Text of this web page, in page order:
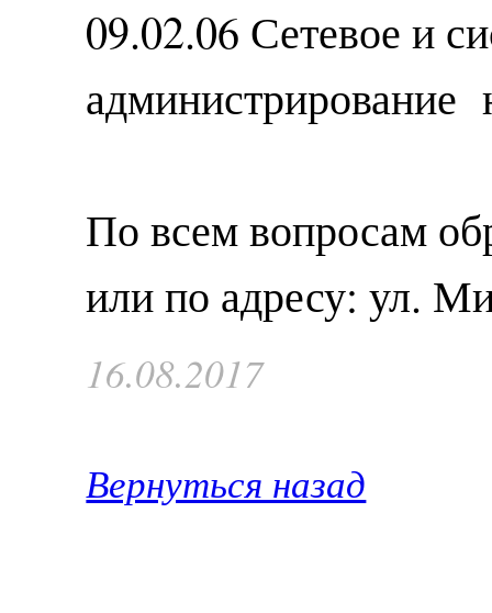
09.02.06 Сетевое и
администрирование
По всем вопросам
или по адресу: ул.
16.08.2017
Вернуться назад